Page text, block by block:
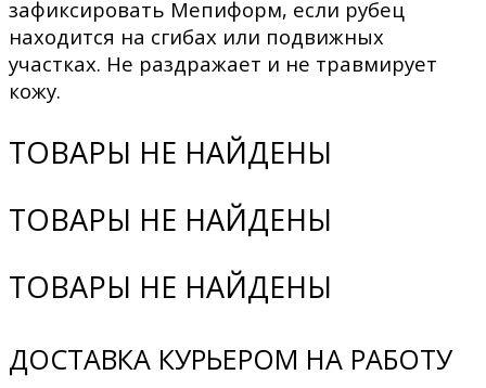
зафиксировать Мепиформ, если рубец
находится на сгибах или подвижных
участках. Не раздражает и не травмирует
кожу.
ТОВАРЫ НЕ НАЙДЕНЫ
ТОВАРЫ НЕ НАЙДЕНЫ
ТОВАРЫ НЕ НАЙДЕНЫ
ДОСТАВКА КУРЬЕРОМ НА РАБОТУ